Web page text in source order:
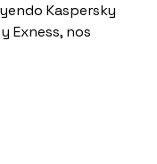
Kaspersky
Exness, nos